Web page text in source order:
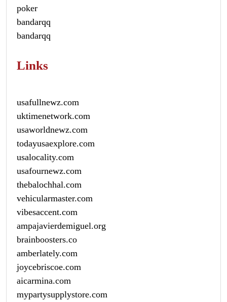
poker
bandarqq
bandarqq
Links
usafullnewz.com
uktimenetwork.com
usaworldnewz.com
todayusaexplore.com
usalocality.com
usafournewz.com
thebalochhal.com
vehicularmaster.com
vibesaccent.com
ampajavierdemiguel.org
brainboosters.co
amberlately.com
joycebriscoe.com
aicarmina.com
mypartysupplystore.com